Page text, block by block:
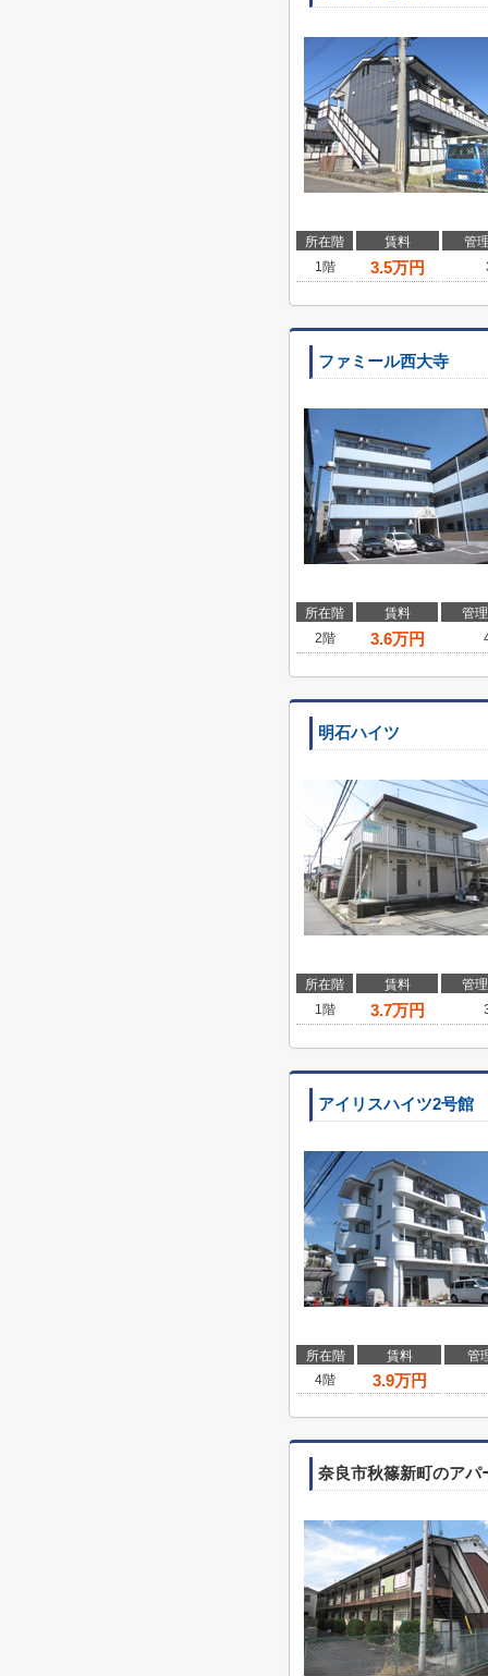
所在階 賃料
管
1階
3.5万円
ファミール西大寺
所在階 賃料
管
2階
3.6万円
明石ハイツ
所在階 賃料
管
1階
3.7万円
アイリスハイツ2号館
所在階 賃料
管
4階
3.9万円
奈良市秋篠新町のアパ